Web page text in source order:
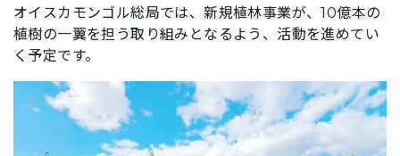
オイスカモンゴル総局では、新規植林事業が、10億本の
植樹の一翼を担う取り組みとなるよう、活動を進めてい
く予定です。